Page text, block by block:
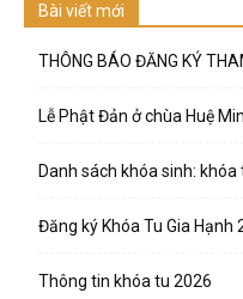
Bài viết mới
THÔNG BÁO ĐĂNG KÝ
Lễ Phật Đản ở chùa Huệ
Danh sách khóa sinh:
Đăng ký Khóa Tu Gia Hạnh
Thông tin khóa tu 2026